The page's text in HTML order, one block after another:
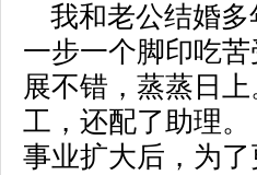
我和老公结婚
一步一个脚印吃
展不错，蒸蒸日
工，还配了助理。
事业扩大后，为